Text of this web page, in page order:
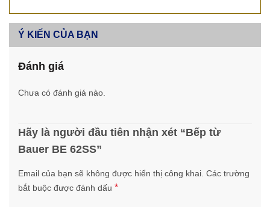
Ý KIẾN CỦA BẠN
Đánh giá
Chưa có đánh giá nào.
Hãy là người đầu tiên nhận xét “Bếp từ
Bauer BE 62SS”
Email của bạn sẽ không được hiển thị công khai. Các trường
bắt buộc được đánh dấu *